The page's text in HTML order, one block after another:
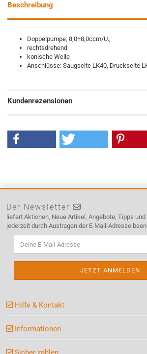
Beschreibung
Doppelpumpe, 8,0+8,0ccm/U.,
rechtsdrehend
konische Welle
Anschlüsse: Saugseite LK40, Druckseite
Kundenrezensionen
Der Newsletter
liefert Aktionen, Neue Artikel, Angebote, Tipps
jederzeit durch Austragen der E-Mail-Adresse
Hilfe & Kontakt
Informationen